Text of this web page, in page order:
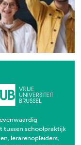
tussen schoolpraktijk
lerarenopleiders,